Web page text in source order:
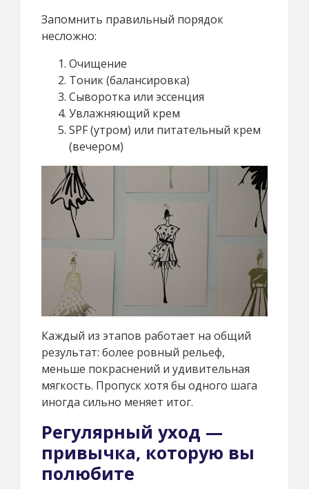
Запомнить правильный порядок
несложно:
Очищение
Тоник (балансировка)
Сыворотка или эссенция
Увлажняющий крем
SPF (утром) или питательный крем
(вечером)
Каждый из этапов работает на общий
результат: более ровный рельеф,
меньше покраснений и удивительная
мягкость. Пропуск хотя бы одного шага
иногда сильно меняет итог.
Регулярный уход —
привычка, которую вы
полюбите